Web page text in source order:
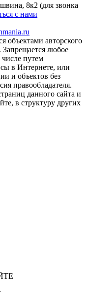
8к2 (для звонка
с нами
объектами авторского
любое
путем
в Интернете, или
и объектов без
правообладателя.
данного сайта и
в структуру других